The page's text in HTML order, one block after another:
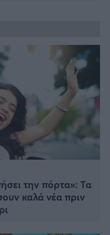
την πόρτα»: Τα
καλά νέα πριν